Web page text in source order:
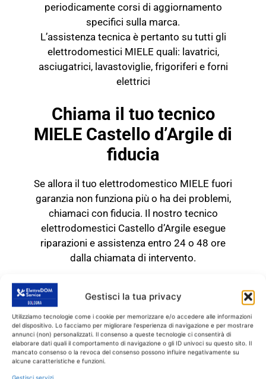
Gestisci la tua privacy
Utilizziamo tecnologie come i cookie per memorizzare e/o accedere alle informazioni
del dispositivo. Lo facciamo per migliorare l'esperienza di navigazione e per mostrare
annunci (non) personalizzati. Il consenso a queste tecnologie ci consentirà di
elaborare dati quali il comportamento di navigazione o gli ID univoci su questo sito. Il
mancato consenso o la revoca del consenso possono influire negativamente su
alcune caratteristiche e funzioni.
Gestisci servizi
periodicamente corsi di aggiornamento
specifici sulla marca.
L’assistenza tecnica è pertanto su tutti gli
elettrodomestici MIELE quali: lavatrici,
asciugatrici, lavastoviglie, frigoriferi e forni
elettrici
Chiama il tuo tecnico
MIELE Castello d’Argile di
fiducia
Se allora il tuo elettrodomestico MIELE fuori
garanzia non funziona più o ha dei problemi,
chiamaci con fiducia. Il nostro tecnico
elettrodomestici Castello d’Argile esegue
riparazioni e assistenza entro 24 o 48 ore
dalla chiamata di intervento.
TECNICO MIELE Castello
d'Argile
RICAMBI CON GARANZIA DI
1 ANNO
Il tecnico MIELE Castello
d’Argile